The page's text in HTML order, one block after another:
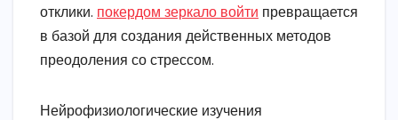
отклики. покердом зеркало войти превращается
в базой для создания действенных методов
преодоления со стрессом.
Нейрофизиологические изучения